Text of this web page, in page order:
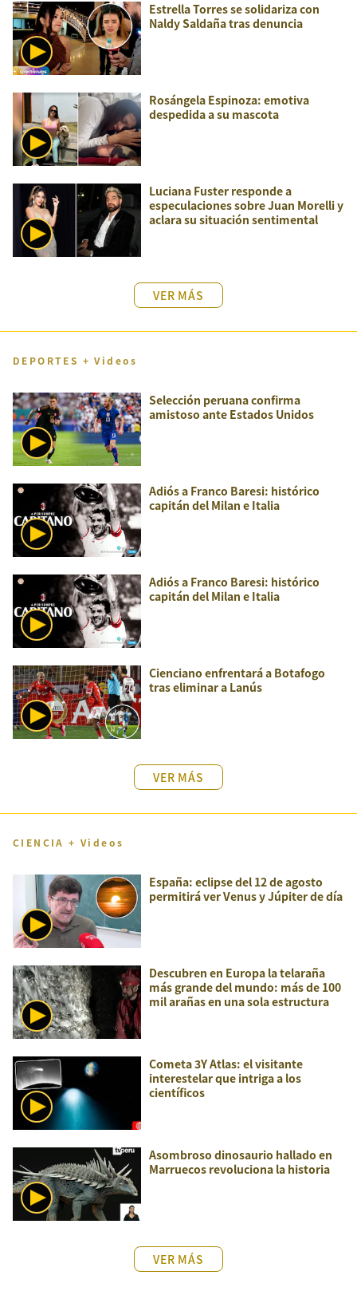
Estrella Torres se solidariza con
Naldy Saldaña tras denuncia
Rosángela Espinoza: emotiva
despedida a su mascota
Luciana Fuster responde a
especulaciones sobre Juan Morelli y
aclara su situación sentimental
VER MÁS
DEPORTES + Videos
Selección peruana confirma
amistoso ante Estados Unidos
Adiós a Franco Baresi: histórico
capitán del Milan e Italia
Adiós a Franco Baresi: histórico
capitán del Milan e Italia
Cienciano enfrentará a Botafogo
tras eliminar a Lanús
VER MÁS
CIENCIA + Videos
España: eclipse del 12 de agosto
permitirá ver Venus y Júpiter de día
Descubren en Europa la telaraña
más grande del mundo: más de 100
mil arañas en una sola estructura
Cometa 3Y Atlas: el visitante
interestelar que intriga a los
científicos
Asombroso dinosaurio hallado en
Marruecos revoluciona la historia
VER MÁS